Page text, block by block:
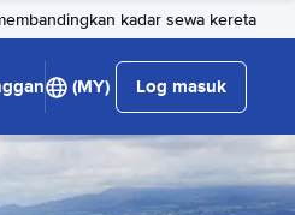
kadar sewa kereta
(MY) Log masuk